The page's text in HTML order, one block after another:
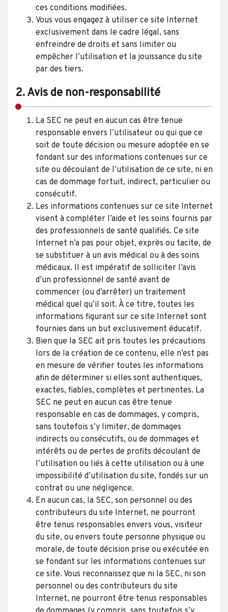
ces conditions modifiées.
Vous vous engagez à utiliser ce site Internet
exclusivement dans le cadre légal, sans
enfreindre de droits et sans limiter ou
empêcher l’utilisation et la jouissance du site
par des tiers.
2. Avis de non-responsabilité
La SEC ne peut en aucun cas être tenue
responsable envers l’utilisateur ou qui que ce
soit de toute décision ou mesure adoptée en se
fondant sur des informations contenues sur ce
site ou découlant de l’utilisation de ce site, ni en
cas de dommage fortuit, indirect, particulier ou
consécutif.
Les informations contenues sur ce site Internet
visent à compléter l’aide et les soins fournis par
des professionnels de santé qualifiés. Ce site
Internet n’a pas pour objet, exprès ou tacite, de
se substituer à un avis médical ou à des soins
médicaux. Il est impératif de solliciter l’avis
d’un professionnel de santé avant de
commencer (ou d’arrêter) un traitement
médical quel qu’il soit. À ce titre, toutes les
informations figurant sur ce site Internet sont
fournies dans un but exclusivement éducatif.
Bien que la SEC ait pris toutes les précautions
lors de la création de ce contenu, elle n’est pas
en mesure de vérifier toutes les informations
afin de déterminer si elles sont authentiques,
exactes, fiables, complètes et pertinentes. La
SEC ne peut en aucun cas être tenue
responsable en cas de dommages, y compris,
sans toutefois s’y limiter, de dommages
indirects ou consécutifs, ou de dommages et
intérêts ou de pertes de profits découlant de
l’utilisation ou liés à cette utilisation ou à une
impossibilité d’utilisation du site, fondés sur un
contrat ou une négligence.
En aucun cas, la SEC, son personnel ou des
contributeurs du site Internet, ne pourront
être tenus responsables envers vous, visiteur
du site, ou envers toute personne physique ou
morale, de toute décision prise ou exécutée en
se fondant sur les informations contenues sur
ce site. Vous reconnaissez que ni la SEC, ni son
personnel ou des contributeurs du site
Internet, ne pourront être tenus responsables